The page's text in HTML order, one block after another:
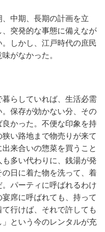
中期、長期の計画を立
突発的な事態に備えなが
しかし、江戸時代の庶民
がなかった。
らしていれば、生活必需
保存が効かない分、その
かった。不便な印象を持
い路地まで物売りが来て
来合いの惣菜を買うこと
多い代わりに、銭湯が発
日に着た物を洗って、着
パーティに呼ばれるわけ
席に呼ばれても、持って
行けば、それで許しても
という今のレンタルが充